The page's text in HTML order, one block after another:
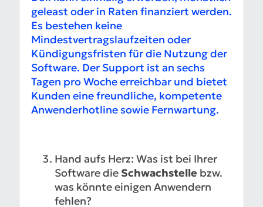
geleast oder in Raten finanziert werden.
Es bestehen keine
Mindestvertragslaufzeiten oder
Kündigungsfristen für die Nutzung der
Software. Der Support ist an sechs
Tagen pro Woche erreichbar und bietet
Kunden eine freundliche, kompetente
Anwenderhotline sowie Fernwartung.
Hand aufs Herz: Was ist bei Ihrer
Software die Schwachstelle bzw.
was könnte einigen Anwendern
fehlen?